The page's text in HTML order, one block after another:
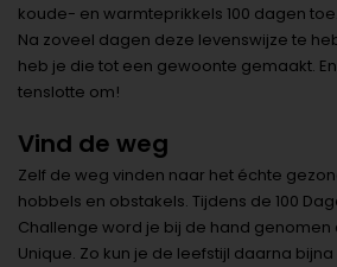
koude- en warmteprikkels 100 dagen
Na zoveel dagen deze levenswijze te
heb je die tot een gewoonte gemaakt.
tenslotte om!
Vind de weg
Zelf de weg vinden naar het échte
hobbels en obstakels. Tijdens de 100
Challenge word je bij de hand genomen
Unique. Zo kun je de leefstijl daarna